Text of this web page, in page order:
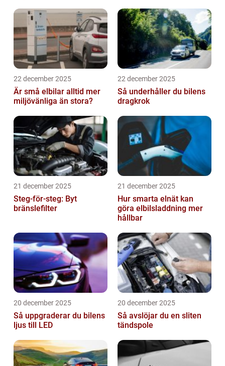
22 december 2025
Är små elbilar alltid mer
miljövänliga än stora?
22 december 2025
Så underhåller du bilens
dragkrok
21 december 2025
Steg-för-steg: Byt
bränslefilter
21 december 2025
Hur smarta elnät kan
göra elbilsladdning mer
hållbar
20 december 2025
Så uppgraderar du bilens
ljus till LED
20 december 2025
Så avslöjar du en sliten
tändspole